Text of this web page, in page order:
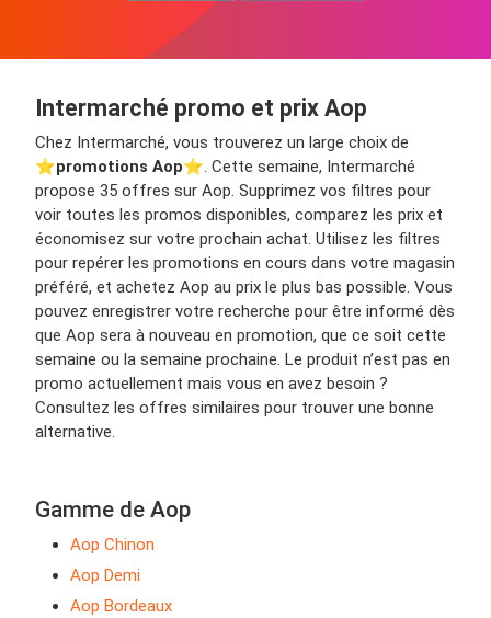
Intermarché promo et prix Aop
Chez Intermarché, vous trouverez un large choix de
⭐️promotions Aop⭐️. Cette semaine, Intermarché
propose 35 offres sur Aop. Supprimez vos filtres pour
voir toutes les promos disponibles, comparez les prix et
économisez sur votre prochain achat. Utilisez les filtres
pour repérer les promotions en cours dans votre magasin
préféré, et achetez Aop au prix le plus bas possible. Vous
pouvez enregistrer votre recherche pour être informé dès
que Aop sera à nouveau en promotion, que ce soit cette
semaine ou la semaine prochaine. Le produit n’est pas en
promo actuellement mais vous en avez besoin ?
Consultez les offres similaires pour trouver une bonne
alternative.
Gamme de Aop
Aop Chinon
Aop Demi
Aop Bordeaux